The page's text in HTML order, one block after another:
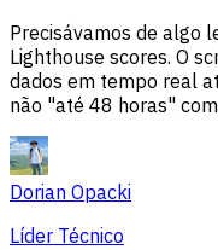
Precisávamos de algo
Lighthouse scores. O
dados em tempo real
não "até 48 horas"
Dorian Opacki
Líder Técnico